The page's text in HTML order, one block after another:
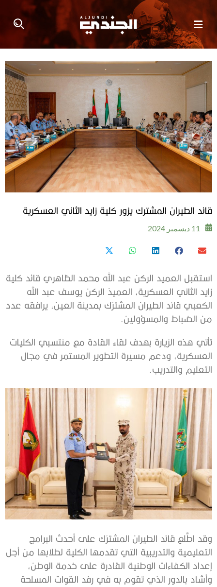
قائد الطيران المشترك يزور كلية زايد الثاني العسكرية
11 ديسمبر 2024
استقبل العميد الركن عبد الله محمد الظاهري قائد كلية
زايد الثاني العسكرية، العميدَ الركن يوسف عبد الله
الكعبي قائد الطيران المشترَك بمدينة العين، يرافقه عدد
من الضباط والمسؤولين.
تأتي هذه الزيارة بهدف لقاء القادة مع منتسبي الكليات
العسكرية، ودعم مسيرة التطوير المستمر في مجال
التعليم والتدريب.
وقد اطَّلع قائد الطيران المشترَك على أحدث البرامج
التعليمية والتدريبية التي تقدمها الكلية لطلابها من أجل
إعداد الكفاءات الوطنية القادرة على خدمة الوطن،
وأشاد بالدور الذي تقوم به في رفد القوات المسلحة